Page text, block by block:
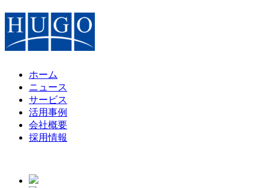
ホーム
ニュース
サービス
活用事例
会社概要
採用情報